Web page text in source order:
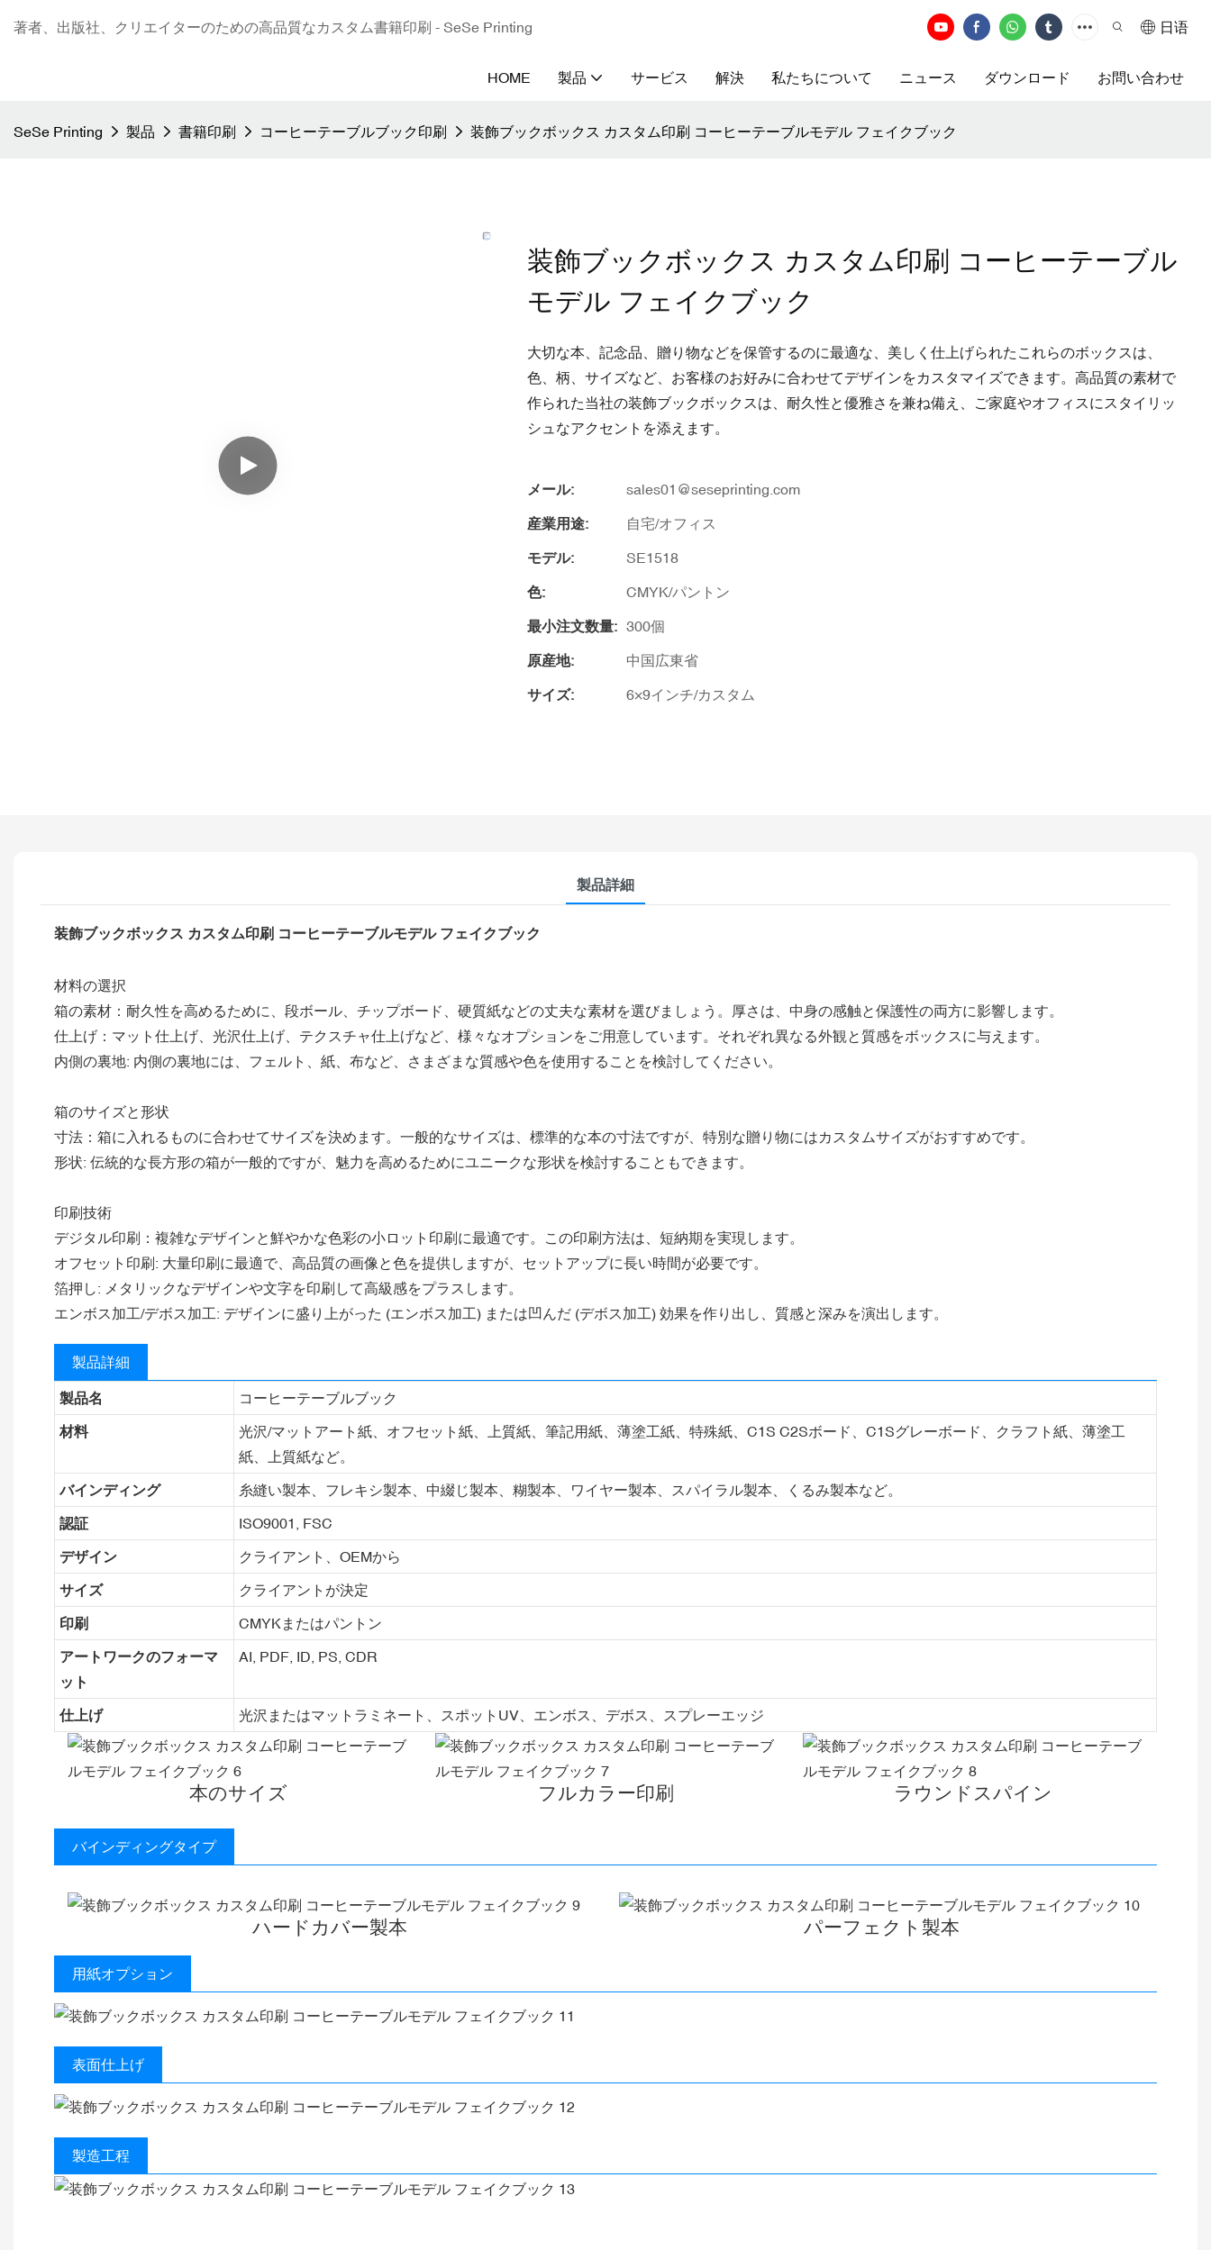
著者、出版社、クリエイターのための高品質なカスタム書籍印刷 - SeSe Printing 日语
HOME 製品 サービス 解決 私たちについて ニュース ダウンロード お問い合わせ
SeSe Printing 製品 書籍印刷 コーヒーテーブルブック印刷 装飾ブックボックス カスタム印刷 コーヒーテーブルモデル フェイクブック
装飾ブックボックス カスタム印刷 コーヒーテーブル
モデル フェイクブック
大切な本、記念品、贈り物などを保管するのに最適な、美しく仕上げられたこれらのボックスは、
色、柄、サイズなど、お客様のお好みに合わせてデザインをカスタマイズできます。高品質の素材で
作られた当社の装飾ブックボックスは、耐久性と優雅さを兼ね備え、ご家庭やオフィスにスタイリッ
シュなアクセントを添えます。
メール: sales01@seseprinting.com
産業用途: 自宅/オフィス
モデル: SE1518
色: CMYK/パントン
最小注文数量: 300個
原産地: 中国広東省
サイズ: 6×9インチ/カスタム
製品詳細
装飾ブックボックス カスタム印刷 コーヒーテーブルモデル フェイクブック
材料の選択
箱の素材：耐久性を高めるために、段ボール、チップボード、硬質紙などの丈夫な素材を選びましょう。厚さは、中身の感触と保護性の両方に影響します。
仕上げ：マット仕上げ、光沢仕上げ、テクスチャ仕上げなど、様々なオプションをご用意しています。それぞれ異なる外観と質感をボックスに与えます。
内側の裏地: 内側の裏地には、フェルト、紙、布など、さまざまな質感や色を使用することを検討してください。
箱のサイズと形状
寸法：箱に入れるものに合わせてサイズを決めます。一般的なサイズは、標準的な本の寸法ですが、特別な贈り物にはカスタムサイズがおすすめです。
形状: 伝統的な長方形の箱が一般的ですが、魅力を高めるためにユニークな形状を検討することもできます。
印刷技術
デジタル印刷：複雑なデザインと鮮やかな色彩の小ロット印刷に最適です。この印刷方法は、短納期を実現します。
オフセット印刷: 大量印刷に最適で、高品質の画像と色を提供しますが、セットアップに長い時間が必要です。
箔押し: メタリックなデザインや文字を印刷して高級感をプラスします。
エンボス加工/デボス加工: デザインに盛り上がった (エンボス加工) または凹んだ (デボス加工) 効果を作り出し、質感と深みを演出します。
製品詳細
製品名 コーヒーテーブルブック
材料
光沢/マットアート紙、オフセット紙、上質紙、筆記用紙、薄塗工紙、特殊紙、C1S C2Sボード、C1Sグレーボード、クラフト紙、薄塗工
紙、上質紙など。
バインディング 糸縫い製本、フレキシ製本、中綴じ製本、糊製本、ワイヤー製本、スパイラル製本、くるみ製本など。
認証 ISO9001, FSC
デザイン クライアント、OEMから
サイズ クライアントが決定
印刷 CMYKまたはパントン
アートワークのフォーマ
ット
AI, PDF, ID, PS, CDR
仕上げ 光沢またはマットラミネート、スポットUV、エンボス、デボス、スプレーエッジ
本のサイズ フルカラー印刷 ラウンドスパイン
バインディングタイプ
ハードカバー製本 パーフェクト製本
用紙オプション
表面仕上げ
製造工程